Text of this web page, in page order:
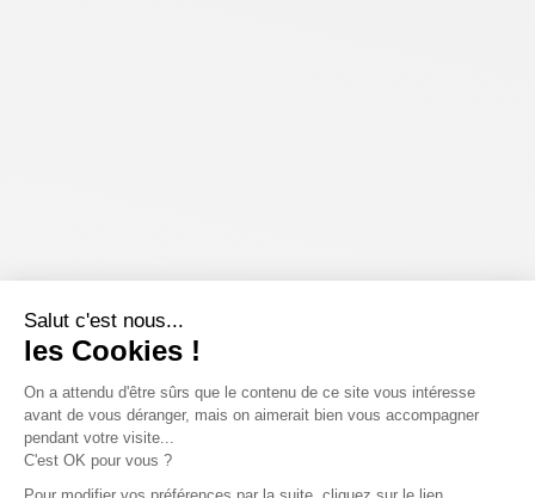
Salut c'est nous...
les Cookies !
On a attendu d'être sûrs que le contenu de ce site vous intéresse
avant de vous déranger, mais on aimerait bien vous accompagner
pendant votre visite...
C'est OK pour vous ?
Pour modifier vos préférences par la suite, cliquez sur le lien